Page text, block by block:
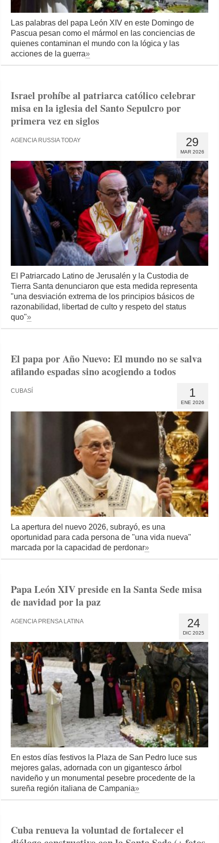
Las palabras del papa León XIV en este Domingo de
Pascua pesan como el mármol en las conciencias de
quienes contaminan el mundo con la lógica y las
acciones de la guerra»
Israel prohíbe al patriarca católico celebrar
misa en la iglesia del Santo Sepulcro por
primera vez en siglos
29
MAR 2026
AGENCIA RUSSIA TODAY
El Patriarcado Latino de Jerusalén y la Custodia de
Tierra Santa denunciaron que esta medida representa
"una desviación extrema de los principios básicos de
razonabilidad, libertad de culto y respeto del status
quo"»
El papa por Año Nuevo: El mundo no se salva
afilando espadas sino acogiendo a todos
1
ENE 2026
CUBASÍ
La apertura del nuevo 2026, subrayó, es una
oportunidad para cada persona de "una vida nueva"
marcada por la capacidad de perdonar»
Papa León XIV preside en la Santa Sede misa
de navidad por la paz
24
DIC 2025
AGENCIA PRENSA LATINA
En estos días festivos la Plaza de San Pedro luce sus
mejores galas, adornada con un gigantesco árbol
navideño y un monumental pesebre procedente de la
sureña región italiana de Campania»
Cuba renueva la voluntad de fortalecer el